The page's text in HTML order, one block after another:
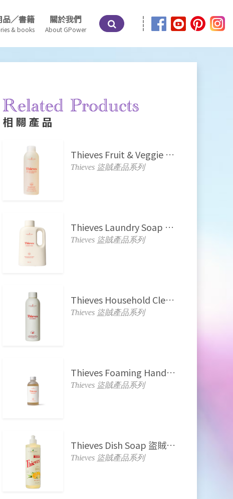
品／書籍
& books
關於我們
About GPower
相關產品
Thieves Fruit & Veggie Soak 盜賊蔬果清潔液
Thieves 盜賊產品系列
Thieves Laundry Soap 盜賊潔衣液
Thieves 盜賊產品系列
Thieves Household Cleaner 盜賊家居清潔液
Thieves 盜賊產品系列
Thieves Foaming Hand Soap 盜賊潔手泡沫
Thieves 盜賊產品系列
Thieves Dish Soap 盜賊潔碗液
Thieves 盜賊產品系列